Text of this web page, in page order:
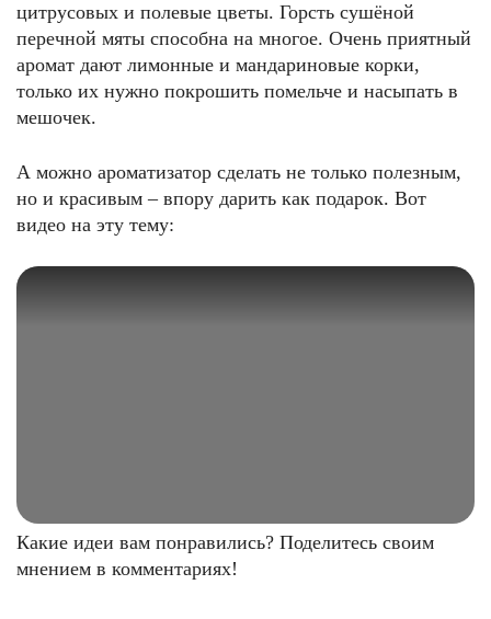
цитрусовых и полевые цветы. Горсть сушёной
перечной мяты способна на многое. Очень приятный
аромат дают лимонные и мандариновые корки,
только их нужно покрошить помельче и насыпать в
мешочек.
А можно ароматизатор сделать не только полезным,
но и красивым – впору дарить как подарок. Вот
видео на эту тему:
Какие идеи вам понравились? Поделитесь своим
мнением в комментариях!